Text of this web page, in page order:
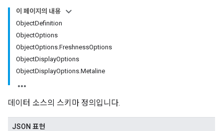
이 페이지의 내용
ObjectDefinition
ObjectOptions
ObjectOptions.FreshnessOptions
ObjectDisplayOptions
ObjectDisplayOptions.Metaline
데이터 소스의 스키마 정의입니다.
JSON 표현